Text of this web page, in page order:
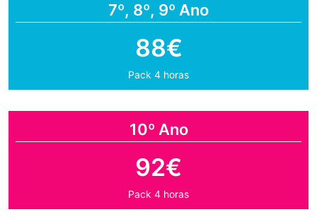
7º, 8º, 9º Ano
88€
Pack 4 horas
10º Ano
92€
Pack 4 horas